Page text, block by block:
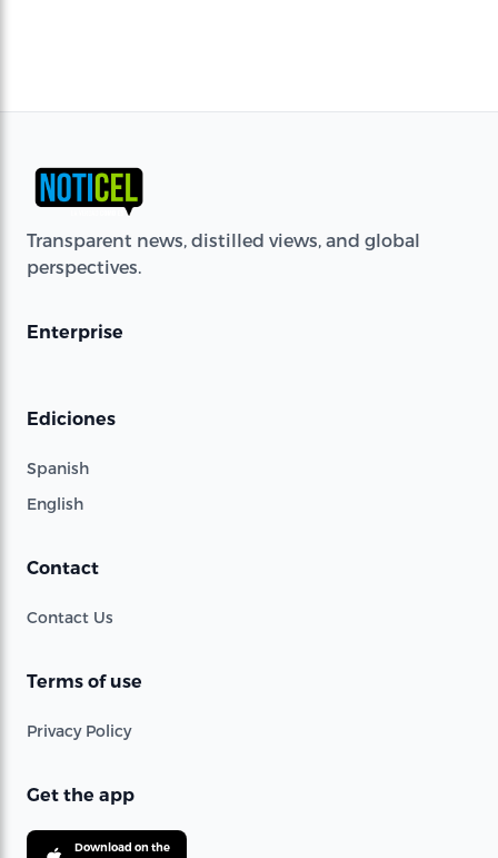
Transparent news, distilled views, and global
perspectives.
Enterprise
Ediciones
Spanish
English
Contact
Contact Us
Terms of use
Privacy Policy
Get the app
Download on the